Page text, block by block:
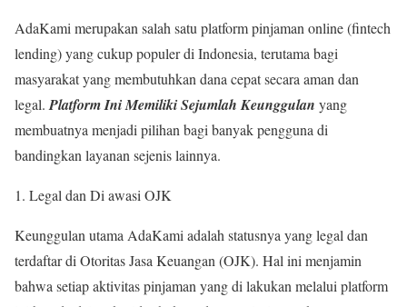
AdaKami merupakan salah satu platform pinjaman online (fintech
lending) yang cukup populer di Indonesia, terutama bagi
masyarakat yang membutuhkan dana cepat secara aman dan
legal.Platform Ini Memiliki Sejumlah Keunggulan yang
membuatnya menjadi pilihan bagi banyak pengguna di
bandingkan layanan sejenis lainnya.
Legal dan Di awasi OJK
Keunggulan utama AdaKami adalah statusnya yang legal dan
terdaftar di Otoritas Jasa Keuangan (OJK). Hal ini menjamin
bahwa setiap aktivitas pinjaman yang di lakukan melalui platform